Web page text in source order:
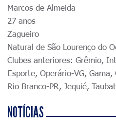
Marcos de Almeida
27 anos
Zagueiro
Natural de São Lourenço do
Clubes anteriores: Grêmio,
Esporte, Operário-VG, Gama,
Rio Branco-PR, Jequié,
NOTÍCIAS